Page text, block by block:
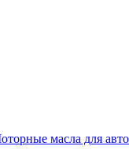
масла для